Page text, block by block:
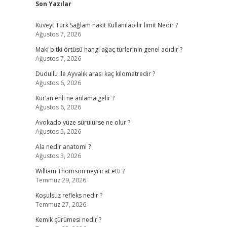
Son Yazılar
Kuveyt Türk Sağlam nakit Kullanılabilir limit Nedir ?
Ağustos 7, 2026
Maki bitki örtüsü hangi ağaç türlerinin genel adıdır ?
Ağustos 7, 2026
Dudullu ile Ayvalık arası kaç kilometredir ?
Ağustos 6, 2026
Kur’an ehli ne anlama gelir ?
Ağustos 6, 2026
Avokado yüze sürülürse ne olur ?
Ağustos 5, 2026
Ala nedir anatomi ?
Ağustos 3, 2026
William Thomson neyi icat etti ?
Temmuz 29, 2026
Koşulsuz refleks nedir ?
Temmuz 27, 2026
Kemik çürümesi nedir ?